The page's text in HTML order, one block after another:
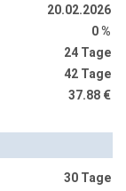
20.02.2026
0 %
24 Tage
42 Tage
37.88 €
30 Tage